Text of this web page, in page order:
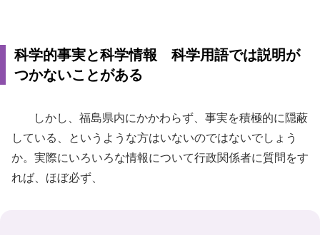
科学的事実と科学情報 科学用語では説明が
つかないことがある
しかし、福島県内にかかわらず、事実を積極的に隠蔽
している、というような方はいないのではないでしょう
か。実際にいろいろな情報について行政関係者に質問をす
れば、ほぼ必ず、